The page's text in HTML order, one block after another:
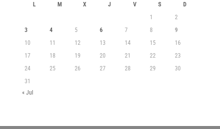
L M X J V S
D
1
2
3
4 5 6 7 8
9
10
11 12 13 14 15
16
17
18 19 20 21 22
23
24
25 26 27 28 29
30
31
« Jul